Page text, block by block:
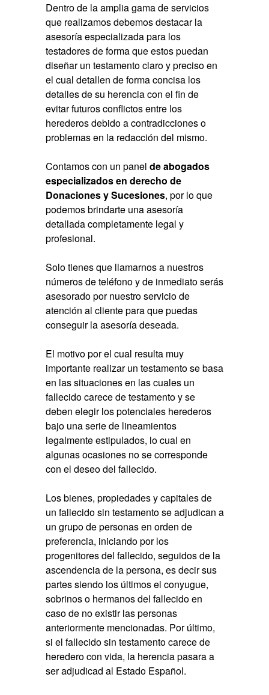
Dentro de la amplia gama de servicios
que realizamos debemos destacar la
asesoría especializada para los
testadores de forma que estos puedan
diseñar un testamento claro y preciso en
el cual detallen de forma concisa los
detalles de su herencia con el fin de
evitar futuros conflictos entre los
herederos debido a contradicciones o
problemas en la redacción del mismo.
Contamos con un panelde abogados
especializados en derecho de
Donaciones y Sucesiones, por lo que
podemos brindarte una asesoría
detallada completamente legal y
profesional.
Solo tienes que llamarnos a nuestros
números de teléfono y de inmediato serás
asesorado por nuestro servicio de
atención al cliente para que puedas
conseguir la asesoría deseada.
El motivo por el cual resulta muy
importante realizar un testamento se basa
en las situaciones en las cuales un
fallecido carece de testamento y se
deben elegir los potenciales herederos
bajo una serie de lineamientos
legalmente estipulados, lo cual en
algunas ocasiones no se corresponde
con el deseo del fallecido.
Los bienes, propiedades y capitales de
un fallecido sin testamento se adjudican a
un grupo de personas en orden de
preferencia, iniciando por los
progenitores del fallecido, seguidos de la
ascendencia de la persona, es decir sus
partes siendo los últimos el conyugue,
sobrinos o hermanos del fallecido en
caso de no existir las personas
anteriormente mencionadas. Por último,
si el fallecido sin testamento carece de
heredero con vida, la herencia pasara a
ser adjudicad al Estado Español.